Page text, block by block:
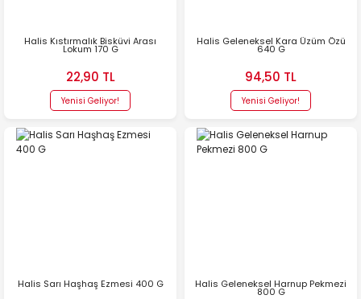
Halis Kıstırmalık Bisküvi Arası
Lokum 170 G
22,90 TL
Yenisi Geliyor!
Halis Geleneksel Kara Üzüm Özü
640 G
94,50 TL
Yenisi Geliyor!
Halis Sarı Haşhaş Ezmesi 400 G Halis Geleneksel Harnup Pekmezi
800 G